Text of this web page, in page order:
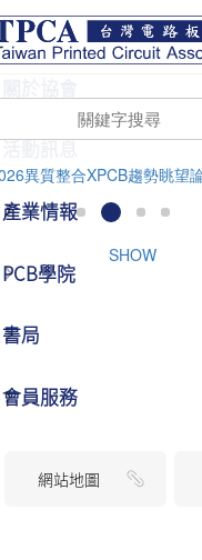
TPCA
活動訊息
產業情報
PCB學院
書局
會員服務
網站地圖